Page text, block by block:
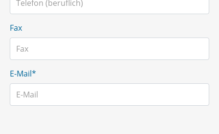
Fax
E-Mail*